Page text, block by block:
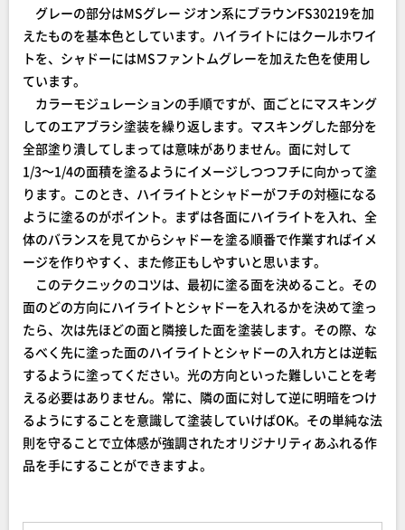
グレーの部分はMSグレー ジオン系にブラウンFS30219を加
えたものを基本色としています。ハイライトにはクールホワイ
トを、シャドーにはMSファントムグレーを加えた色を使用し
ています。
カラーモジュレーションの手順ですが、面ごとにマスキング
してのエアブラシ塗装を繰り返します。マスキングした部分を
全部塗り潰してしまっては意味がありません。面に対して
1/3〜1/4の面積を塗るようにイメージしつつフチに向かって塗
ります。このとき、ハイライトとシャドーがフチの対極になる
ように塗るのがポイント。まずは各面にハイライトを入れ、全
体のバランスを見てからシャドーを塗る順番で作業すればイメ
ージを作りやすく、また修正もしやすいと思います。
このテクニックのコツは、最初に塗る面を決めること。その
面のどの方向にハイライトとシャドーを入れるかを決めて塗っ
たら、次は先ほどの面と隣接した面を塗装します。その際、な
るべく先に塗った面のハイライトとシャドーの入れ方とは逆転
するように塗ってください。光の方向といった難しいことを考
える必要はありません。常に、隣の面に対して逆に明暗をつけ
るようにすることを意識して塗装していけばOK。その単純な法
則を守ることで立体感が強調されたオリジナリティあふれる作
品を手にすることができますよ。